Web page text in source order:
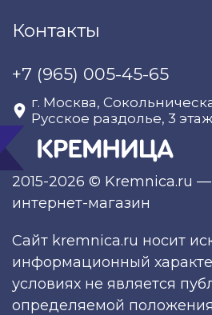
2015-2026 © Kremnica.ru
интернет-магазин
Контакты
+7 (965) 005-45-65
г. Москва,
Русское раздолье, 3
Сайт kremnica.ru носит
информационный
условиях не является
определяемой